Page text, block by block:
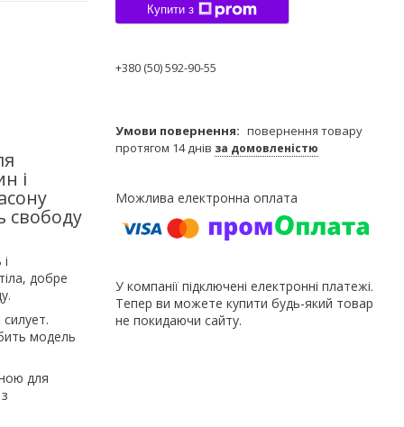
і
свободу
добре
модель
для
Купити з
+380 (50) 592-90-55
повернення товару
протягом 14 днів за домовленістю
У компанії підключені електронні платежі.
Тепер ви можете купити будь-який товар
не покидаючи сайту.